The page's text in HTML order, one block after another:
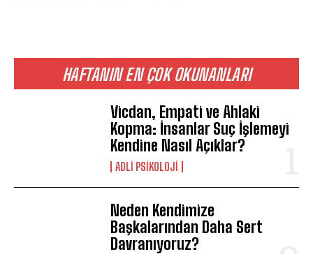
HAFTANIN EN ÇOK OKUNANLARI
Vicdan, Empati ve Ahlaki
Kopma: İnsanlar Suç İşlemeyi
Kendine Nasıl Açıklar?
ADLI PSIKOLOJI
Neden Kendimize
Başkalarından Daha Sert
Davranıyoruz?